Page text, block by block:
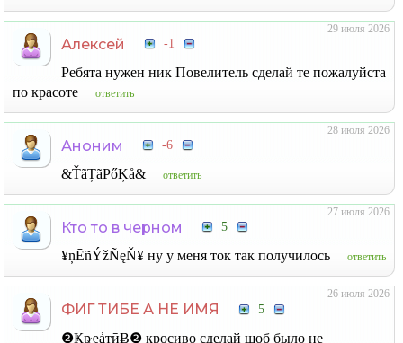
Алексей -1
29 июля 2026
Ребята нужен ник Повелитель сделай те пожалуйста
по красоте
ответить
Аноним -6
28 июля 2026
&ŤãȚãPőĶå& ответить
Кто то в черном 5
27 июля 2026
¥ņĒñÝžÑęŇ¥ ну у меня ток так получилось ответить
ФИГ ТИБЕ А НЕ ИМЯ 5
26 июля 2026
❷ҜҏҿẚҭӣɃ❷ кросиво сделай шоб было не